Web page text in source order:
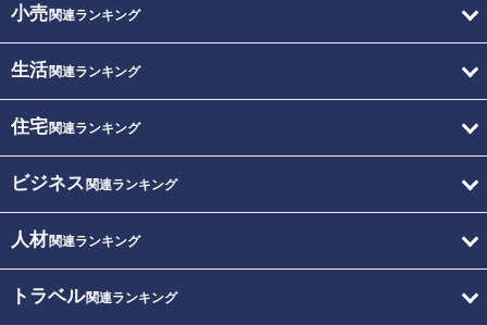
小売関連ランキング
生活関連ランキング
住宅関連ランキング
ビジネス 関連ランキング
人材関連ランキング
トラベル関連ランキング